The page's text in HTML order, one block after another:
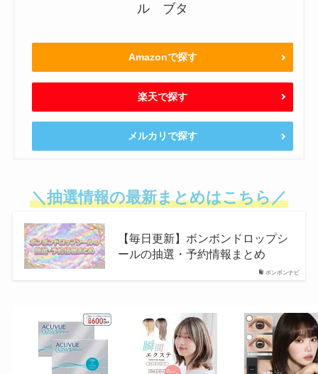
ル ブタ
Amazonで探す
楽天で探す
メルカリで探す
＼抽選情報の最新まとめはこちら／
ボンボンナビ
【毎日更新】ボンボンドロップシ
ールの抽選・予約情報まとめ